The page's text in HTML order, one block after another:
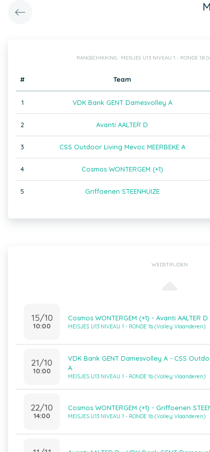
RANGSCHIKKING : MEISJES U13 NIVEAU 1 - RONDE 1B
# Team
1 VDK Bank GENT Damesvolley A
2 Avanti AALTER D
3 CSS Outdoor Living Mevoc MEERBEKE A
4 Cosmos WONTERGEM (+1)
5 Griffoenen STEENHUIZE
WEDSTRIJDEN
15/10
10:00
Cosmos WONTERGEM (+1) - Avanti AALTER D
MEISJES U13 NIVEAU 1 - RONDE 1b (Volley Vlaanderen)
21/10
10:00
VDK Bank GENT Damesvolley A - CSS
A
MEISJES U13 NIVEAU 1 - RONDE 1b (Volley Vlaanderen)
22/10
14:00
Cosmos WONTERGEM (+1) - Griffoenen
MEISJES U13 NIVEAU 1 - RONDE 1b (Volley Vlaanderen)